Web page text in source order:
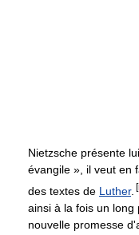
Nietzsche présente
évangile », il veut en
des textes de Luther.
ainsi à la fois un
nouvelle promesse